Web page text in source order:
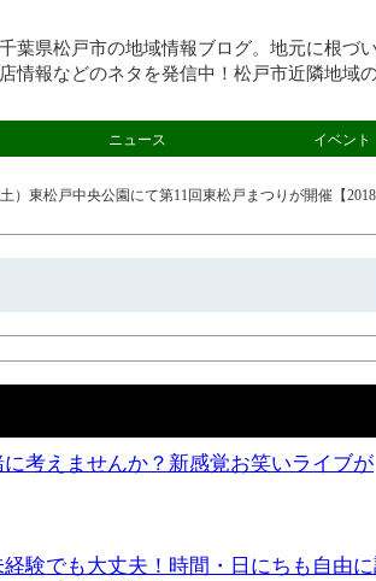
千葉県松戸市の地域情報ブログ。地元に根づ
店情報などのネタを発信中！松戸市近隣地域
ニュース イベント
）東松戸中央公園にて第11回東松戸まつりが開催【2018
考えませんか？新感覚お笑いライブが
験でも大丈夫！時間・日にちも自由